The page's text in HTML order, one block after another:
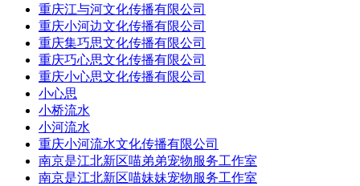
重庆江与河文化传播有限公司
重庆小河边文化传播有限公司
重庆集巧思文化传播有限公司
重庆巧心思文化传播有限公司
重庆小心思文化传播有限公司
小心思
小桥流水
小河流水
重庆小河流水文化传播有限公司
南京是江北新区喵弟弟宠物服务工作室
南京是江北新区喵妹妹宠物服务工作室